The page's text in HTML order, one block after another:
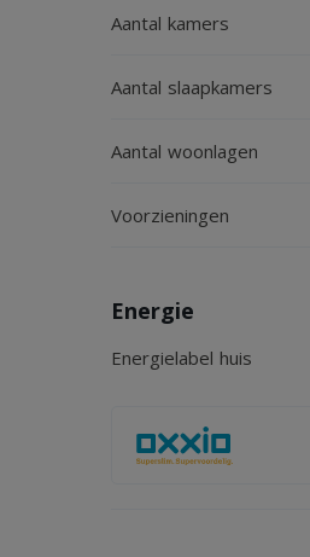
Aantal kamers
Aantal slaapkamers
Aantal woonlagen
Voorzieningen
Energie
Energielabel huis